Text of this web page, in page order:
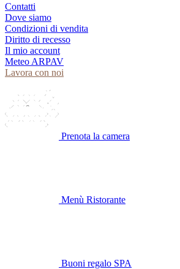
Contatti
Dove siamo
Condizioni di vendita
Diritto di recesso
Il mio account
Meteo ARPAV
Lavora con noi
Prenota la camera
Menù Ristorante
Buoni regalo SPA